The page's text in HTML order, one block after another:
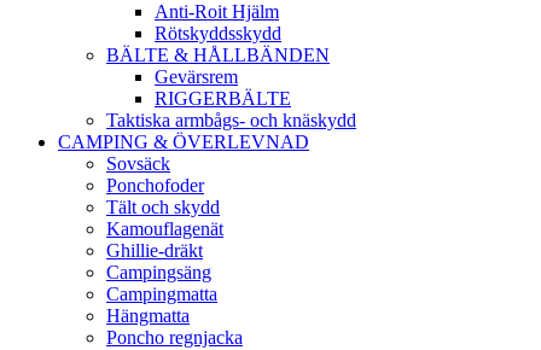
Anti-Roit Hjälm
Rötskyddsskydd
BÄLTE & HÅLLBÄNDEN
Gevärsrem
RIGGERBÄLTE
Taktiska armbågs- och knäskydd
CAMPING & ÖVERLEVNAD
Sovsäck
Ponchofoder
Tält och skydd
Kamouflagenät
Ghillie-dräkt
Campingsäng
Campingmatta
Hängmatta
Poncho regnjacka